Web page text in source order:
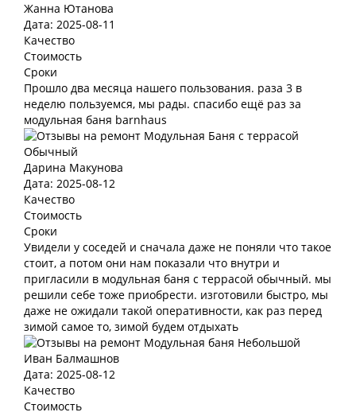
Жанна Ютанова
Дата: 2025-08-11
Качество
Стоимость
Сроки
Прошло два месяца нашего пользования. раза 3 в
неделю пользуемся, мы рады. спасибо ещё раз за
модульная баня barnhaus
Дарина Макунова
Дата: 2025-08-12
Качество
Стоимость
Сроки
Увидели у соседей и сначала даже не поняли что такое
стоит, а потом они нам показали что внутри и
пригласили в модульная баня с террасой обычный. мы
решили себе тоже приобрести. изготовили быстро, мы
даже не ожидали такой оперативности, как раз перед
зимой самое то, зимой будем отдыхать
Иван Балмашнов
Дата: 2025-08-12
Качество
Стоимость